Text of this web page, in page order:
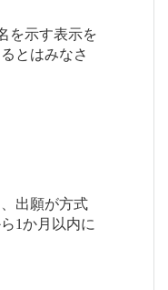
を示す表示を
とはみなさ
出願が方式
1か月以内に